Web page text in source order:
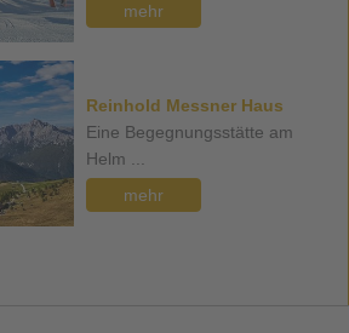
mehr
Reinhold Messner Haus
Eine Begegnungsstätte am
Helm ...
mehr